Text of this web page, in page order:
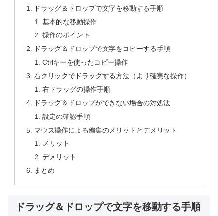
ドラッグ＆ドロップで文字を移動する手順
基本的な移動操作
操作のポイント
ドラッグ＆ドロップで文字をコピーする手順
Ctrlキーを使ったコピー操作
右クリックでドラッグする方法（より確実な操作）
右ドラッグの操作手順
ドラッグ＆ドロップができない場合の対処法
設定の確認手順
マウス操作による編集のメリットとデメリット
メリット
デメリット
まとめ
ドラッグ＆ドロップで文字を移動する手順